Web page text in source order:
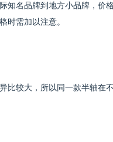
知名品牌到地方小品牌，价
时需加以注意。
比较大，所以同一款半轴在